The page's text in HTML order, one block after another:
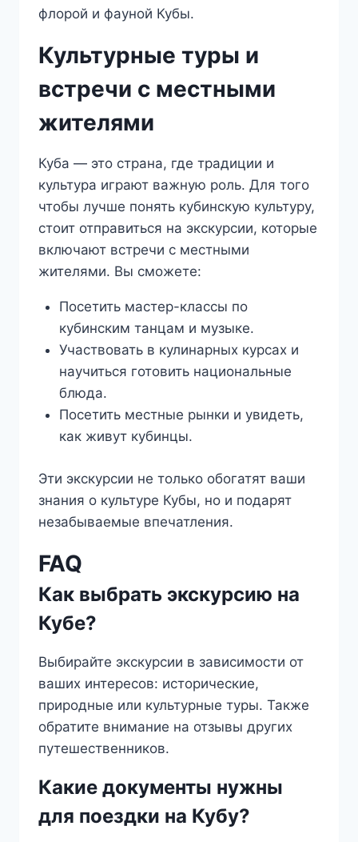
флорой и фауной Кубы.
Культурные туры и
встречи с местными
жителями
Куба — это страна, где традиции и
культура играют важную роль. Для того
чтобы лучше понять кубинскую культуру,
стоит отправиться на экскурсии, которые
включают встречи с местными
жителями. Вы сможете:
Посетить мастер-классы по
кубинским танцам и музыке.
Участвовать в кулинарных курсах и
научиться готовить национальные
блюда.
Посетить местные рынки и увидеть,
как живут кубинцы.
Эти экскурсии не только обогатят ваши
знания о культуре Кубы, но и подарят
незабываемые впечатления.
FAQ
Как выбрать экскурсию на
Кубе?
Выбирайте экскурсии в зависимости от
ваших интересов: исторические,
природные или культурные туры. Также
обратите внимание на отзывы других
путешественников.
Какие документы нужны
для поездки на Кубу?